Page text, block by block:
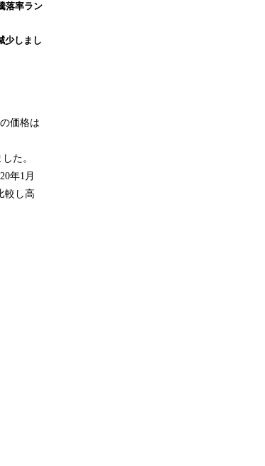
落率ラン
少しまし
価格は
た。
年1月
較し高